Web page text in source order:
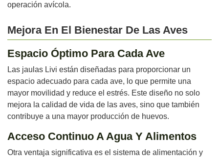
operación avícola.
Mejora En El Bienestar De Las Aves
Espacio Óptimo Para Cada Ave
Las jaulas Livi están diseñadas para proporcionar un
espacio adecuado para cada ave, lo que permite una
mayor movilidad y reduce el estrés. Este diseño no solo
mejora la calidad de vida de las aves, sino que también
contribuye a una mayor producción de huevos.
Acceso Continuo A Agua Y Alimentos
Otra ventaja significativa es el sistema de alimentación y